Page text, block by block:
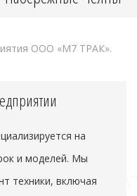
ООО «М7 ТРАК».
на
и моделей. Мы
техники, включая